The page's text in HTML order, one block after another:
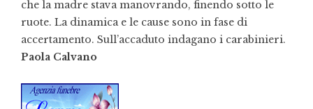
che la madre stava manovrando, finendo sotto le
ruote. La dinamica e le cause sono in fase di
accertamento. Sull’accaduto indagano i carabinieri.
Paola Calvano